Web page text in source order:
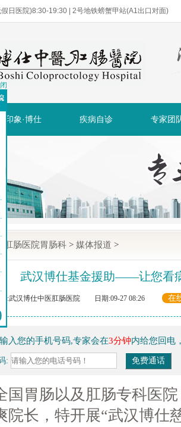
假日医院)8:30-19:30 | 2号地铁螃蟹甲站(A1出口对面)
印象·博仕 疾病自诊 专家团
肛肠医院胃肠科 > 媒体报道 >
武汉博仕基金援助——让您看
源:武汉博仕中医肛肠医院 日期:09-27 08:26 在
入您的手机号码,专家会在3分钟内给您回电
:
胃肠以及肛肠专科医院
院长，特开展“武汉博仕